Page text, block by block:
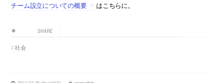
チーム設立についての概要
はこちらに。
SHARE
社会